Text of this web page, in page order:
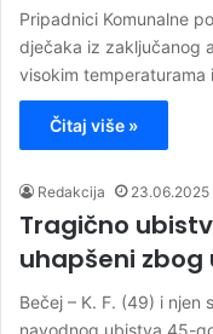
Pripadnici Komunalne
dječaka iz zaključanog
visokim temperaturama
Čitaj više »
Redakcija 23.06.2025
Tragično
uhapšeni
Bečej – K. F. (49) i njen